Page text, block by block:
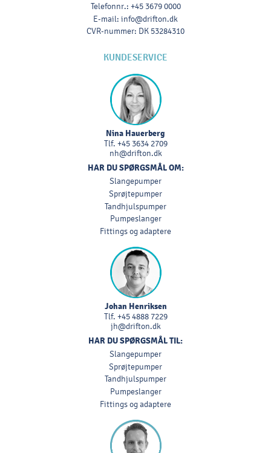
Telefonnr.: +45 3679 0000
E-mail: info@drifton.dk
CVR-nummer: DK 53284310
KUNDESERVICE
Nina Hauerberg
Tlf. +45 3634 2709
nh@drifton.dk
HAR DU SPØRGSMÅL OM:
Slangepumper
Sprøjtepumper
Tandhjulspumper
Pumpeslanger
Fittings og adaptere
Johan Henriksen
Tlf. +45 4888 7229
jh@drifton.dk
HAR DU SPØRGSMÅL TIL:
Slangepumper
Sprøjtepumper
Tandhjulspumper
Pumpeslanger
Fittings og adaptere